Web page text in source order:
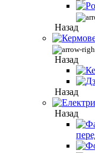
Назад
Назад
Назад
Назад